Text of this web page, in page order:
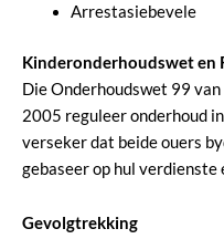
Arrestasiebevele
Kinderonderhoudswet en
Die Onderhoudswet 99
2005 reguleer onderhoud
verseker dat beide ouers
gebaseer op hul verdienste
Gevolgtrekking